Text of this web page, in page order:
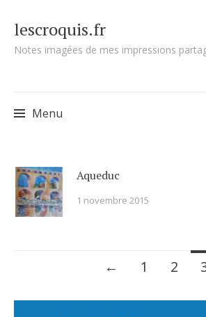
lescroquis.fr
Notes imagées de mes impressions
Menu
to
content
Aqueduc
1 novembre 2015
← 1 2